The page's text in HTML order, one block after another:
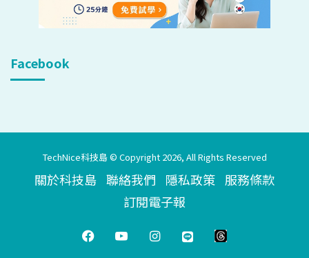
Facebook
TechNice科技島 © Copyright 2026, All Rights Reserved
關於科技島 聯絡我們 隱私政策 服務條款
訂閱電子報